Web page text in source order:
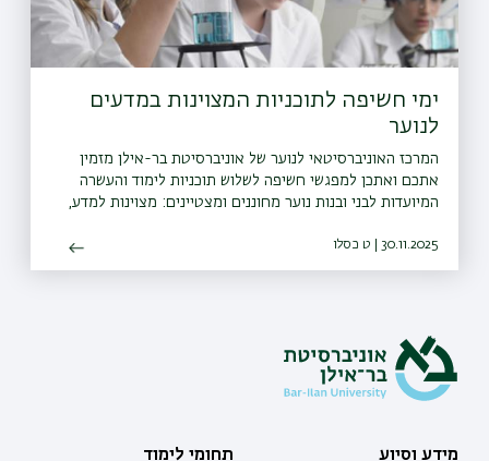
ימי חשיפה לתוכניות המצוינות במדעים
לנוער
המרכז האוניברסיטאי לנוער של אוניברסיטת בר-אילן מזמין
אתכם ואתכן למפגשי חשיפה לשלוש תוכניות לימוד ‏והעשרה
המיועדות לבני ובנות נוער מחוננים ומצטיינים: מצוינות למדע,
30.11.2025 | ט כסלו
מידע וסיוע תחומי לימוד